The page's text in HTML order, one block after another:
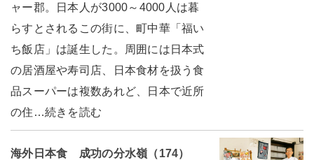
ャー郡。日本人が3000～4000人は暮
らすとされるこの街に、町中華「福い
ち飯店」は誕生した。周囲には日本式
の居酒屋や寿司店、日本食材を扱う食
品スーパーは複数あれど、日本で近所
の住…続きを読む
海外日本食 成功の分水嶺（174）